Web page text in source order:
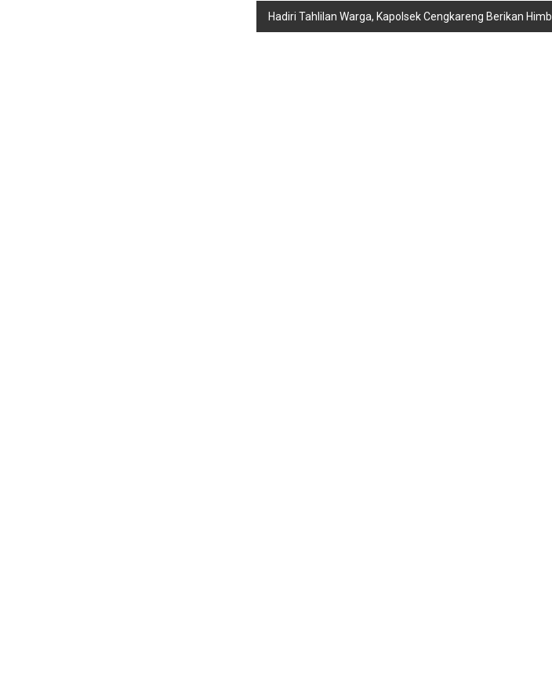
Hadiri Tahlilan Warga, Kapolsek Cengkareng Berikan